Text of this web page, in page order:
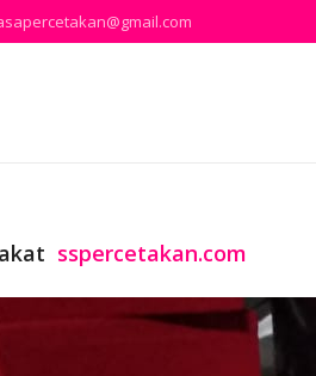
sspercetakan.com